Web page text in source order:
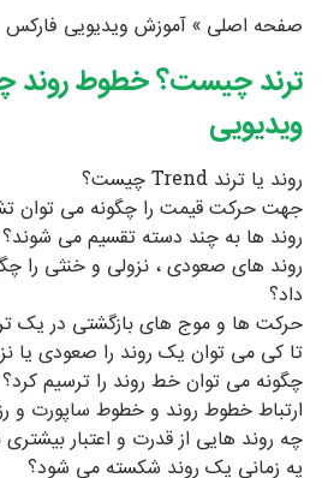
صفحه اصلی »آموزش ویدیویی فارکس
ترند چیست؟ خطوط
ویدیویی
روند یا ترند Trend چیست؟
جهت حرکت قیمت را چگونه می توان
روند ها به چند دسته تقسیم می شوند؟
روند های صعودی ، نزولی و خنثی را
داد؟
حرکت ها و موج های بازگشتی در یک
تا کی می توان یک روند را صعودی یا
چگونه می توان خط روند را ترسیم کرد؟
ارتباط خطوط روند و خطوط ساپورت
چه روند هایی از قدرت و اعتبار بیشتری
په زمانی یک روند شکسته می شود؟